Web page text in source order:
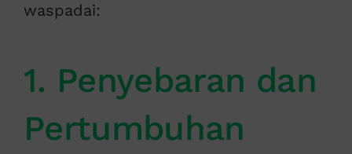
waspadai:
1. Penyebaran dan
Pertumbuhan